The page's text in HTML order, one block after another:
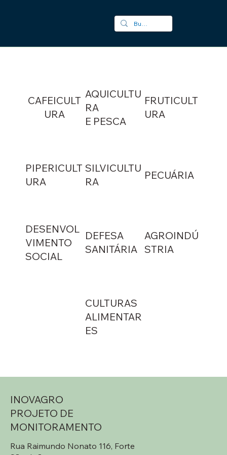
CAFEICULT
URA
AQUICULTU
RA
E PESCA
FRUTICULT
URA
PIPERICULT
URA
SILVICULTU
RA
PECUÁRIA
DESENVOL
VIMENTO
SOCIAL
DEFESA
SANITÁRIA
AGROINDÚ
STRIA
CULTURAS
ALIMENTAR
ES
INOVAGRO
PROJETO DE
MONITORAMENTO
Rua Raimundo Nonato 116, Forte